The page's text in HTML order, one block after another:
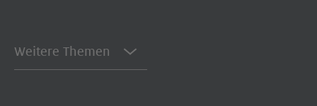
Weitere Themen